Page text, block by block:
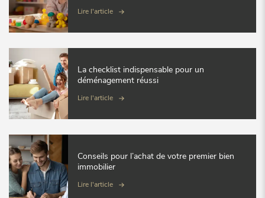
Lire l'article
La checklist indispensable pour un
déménagement réussi
Lire l'article
Conseils pour l’achat de votre premier bien
immobilier
Lire l'article